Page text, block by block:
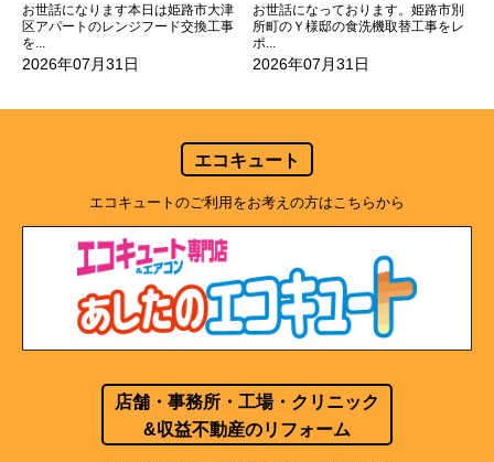
お世話になります本日は姫路市大津
区アパートのレンジフード交換工事
を...
2026年07月31日
お世話になっております。姫路市別
所町のＹ様邸の食洗機取替工事をレ
ポ...
2026年07月31日
エコキュート
エコキュートのご利用をお考えの方はこちらから
店舗・事務所・工場・クリニック
&収益不動産のリフォーム